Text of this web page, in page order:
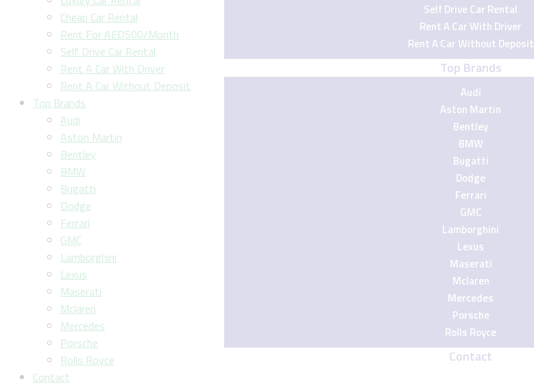
Self Drive Car Rental
Rent A Car With Driver
Rent A Car Without Deposit
Top Brands
Audi
Aston Martin
Bentley
BMW
Bugatti
Dodge
Ferrari
GMC
Lamborghini
Lexus
Maserati
Mclaren
Mercedes
Porsche
Rolls Royce
Contact
Cheap Car Rental
Rent For AED500/Month
Self Drive Car Rental
Rent A Car With Driver
Rent A Car Without Deposit
Top Brands
Audi
Aston Martin
Bentley
BMW
Bugatti
Dodge
Ferrari
GMC
Lamborghini
Lexus
Maserati
Mclaren
Mercedes
Porsche
Rolls Royce
Contact